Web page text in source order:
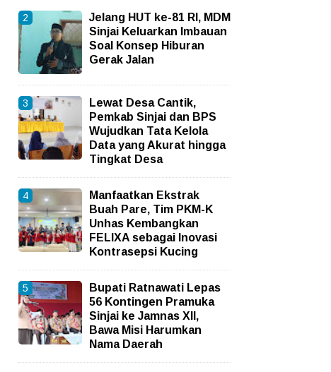
Jelang HUT ke-81 RI, MDM
Sinjai Keluarkan Imbauan
Soal Konsep Hiburan
Gerak Jalan
Lewat Desa Cantik,
Pemkab Sinjai dan BPS
Wujudkan Tata Kelola
Data yang Akurat hingga
Tingkat Desa
Manfaatkan Ekstrak
Buah Pare, Tim PKM-K
Unhas Kembangkan
FELIXA sebagai Inovasi
Kontrasepsi Kucing
Bupati Ratnawati Lepas
56 Kontingen Pramuka
Sinjai ke Jamnas XII,
Bawa Misi Harumkan
Nama Daerah